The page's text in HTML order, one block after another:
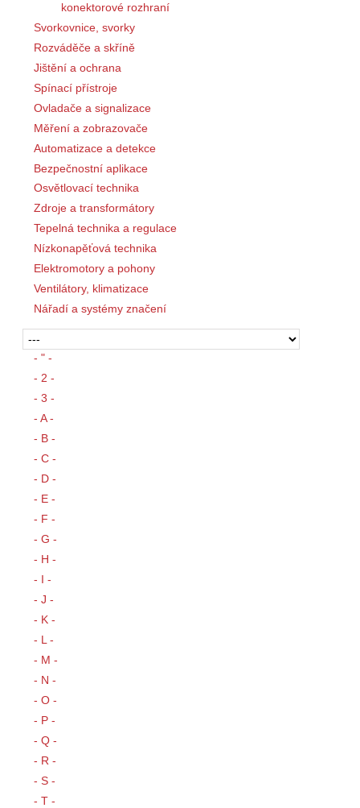
konektorové rozhraní
Svorkovnice, svorky
Rozváděče a skříně
Jištění a ochrana
Spínací přístroje
Ovladače a signalizace
Měření a zobrazovače
Automatizace a detekce
Bezpečnostní aplikace
Osvětlovací technika
Zdroje a transformátory
Tepelná technika a regulace
Nízkonapěťová technika
Elektromotory a pohony
Ventilátory, klimatizace
Nářadí a systémy značení
- " -
- 2 -
- 3 -
- A -
- B -
- C -
- D -
- E -
- F -
- G -
- H -
- I -
- J -
- K -
- L -
- M -
- N -
- O -
- P -
- Q -
- R -
- S -
- T -